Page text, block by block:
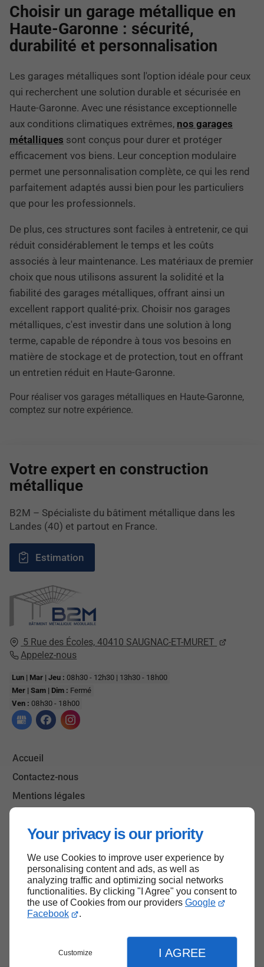
Your privacy is our priority
We use Cookies to improve user experience by
personalising content and ads, as well as
analyzing traffic and optimizing social networks
functionalities. By clicking "I Agree" you consent to
the use of Cookies from our providers Google
Facebook
.
Customize I AGREE
Choisir un garage métallique en
Haute-Garonne : sécurité,
durabilité et personnalisation
Les garages métalliques sont l'option idéale pour ceux
qui recherchent une solution durable et sécurisée en
Haute-Garonne. Avec une résistance exceptionnelle
aux conditions climatiques extrêmes, nos garages
métalliques sont conçus pour durer et protéger
efficacement vos biens. Leur conception modulaire
permet une personnalisation complète, ce qui les rend
parfaitement adaptés aussi bien pour les particuliers
que pour les professionnels.
De plus, ces structures sont faciles à entretenir, ce qui
réduit considérablement le temps et les coûts
associés à leur maintenance. Les matériaux de premier
choix que nous utilisons assurent la solidité et la
fiabilité des garages métalliques, offrant ainsi un
excellent rapport qualité-prix. Choisir nos garages
métalliques, c'est investir dans une solution à long
terme, capable de répondre à tous vos besoins en
matière de stockage et de protection, tout en offrant
un entretien réduit en Haute-Garonne.
Pour réaliser vos garages métalliques en Haute-Garonne,
comptez sur notre expérience.
5 Rue des Écoles, 40410 SAUGNAC-ET-MURET
Appelez-nous
Lun | Mar | Jeu : 08h30 - 12h30 | 13h30 - 18h00
Mer | Sam | Dim : Fermé
Ven : 08h30 - 18h00
Accueil
Contactez-nous
Mentions légales
Votre expert en construction
métallique
B2M – Spécialiste du bâtiment métallique dans les
Landes (40) et partout en France.
Estimation
Haut de page